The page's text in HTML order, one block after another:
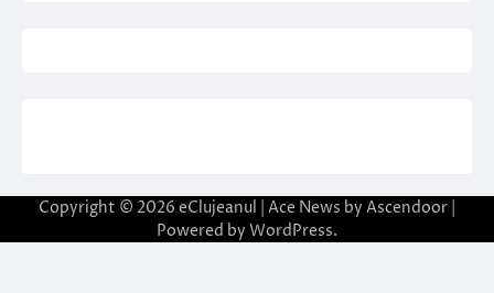
Copyright © 2026 eClujeanul | Ace News by Ascendoor
Powered by WordPress.